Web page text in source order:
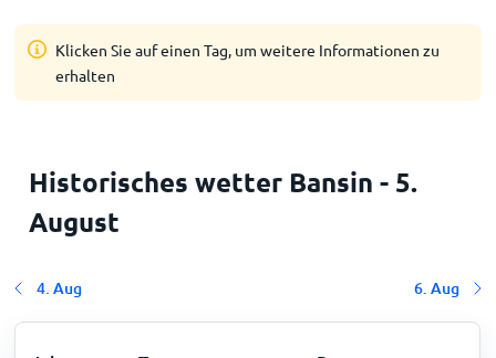
Klicken Sie auf einen Tag, um weitere Informationen zu
erhalten
Historisches wetter Bansin - 5.
August
4. Aug 6. Aug